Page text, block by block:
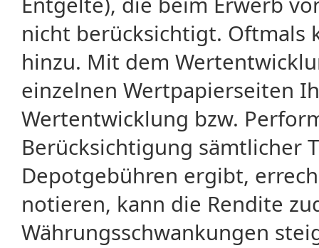
nicht berücksichtigt. Oftmals
hinzu. Mit dem
einzelnen Wertpapierseiten
Wertentwicklung bzw.
Berücksichtigung sämtlicher
Depotgebühren ergibt,
notieren, kann die Rendite
Währungsschwankungen